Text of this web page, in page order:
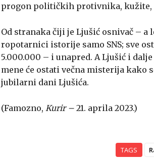
progon političkih protivnika, kužite,
Od stranaka čiji je Ljušić osnivač –
ropotarnici istorije samo SNS; sve
5.000.000 – i unapred. A Ljušić i
mene će ostati večna misterija kako
jubilarni dani Ljušića.
(Famozno, Kurir – 21. aprila 2023.)
TAGS